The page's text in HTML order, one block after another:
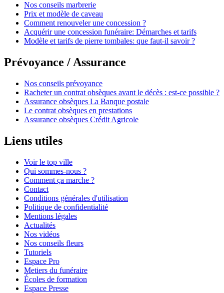
Nos conseils marbrerie
Prix et modèle de caveau
Comment renouveler une concession ?
Acquérir une concession funéraire: Démarches et tarifs
Modèle et tarifs de pierre tombales: que faut-il savoir ?
Prévoyance / Assurance
Nos conseils prévoyance
Racheter un contrat obsèques avant le décès : est-ce possible ?
Assurance obsèques La Banque postale
Le contrat obsèques en prestations
Assurance obsèques Crédit Agricole
Liens utiles
Voir le top ville
Qui sommes-nous ?
Comment ça marche ?
Contact
Conditions générales d'utilisation
Politique de confidentialité
Mentions légales
Actualités
Nos vidéos
Nos conseils fleurs
Tutoriels
Espace Pro
Metiers du funéraire
Écoles de formation
Espace Presse